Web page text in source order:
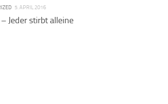
5. APRIL 2016
Jeder stirbt alleine